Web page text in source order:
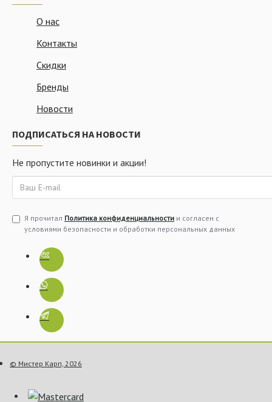
О нас
Контакты
Скидки
Бренды
Новости
ПОДПИСАТЬСЯ НА НОВОСТИ
Не пропустите новинки и акции!
Я прочитал Политика конфиденциальности и согласен с
условиями безопасности и обработки персональных данных
© Мистер Карп, 2026